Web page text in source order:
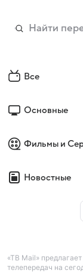
Все
Основные
Фильмы и
Новостные
«ТВ Mail»
телепередач на